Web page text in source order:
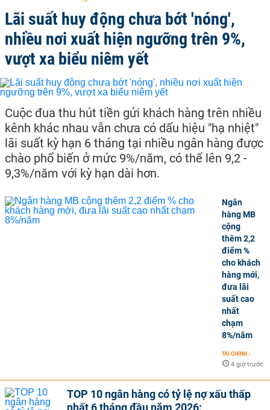
Lãi suất huy động chưa bớt 'nóng',
nhiều nơi xuất hiện ngưỡng trên 9%,
vượt xa biểu niêm yết
Cuộc đua thu hút tiền gửi khách hàng trên nhiều
kênh khác nhau vẫn chưa có dấu hiệu "hạ nhiệt"
lãi suất kỳ hạn 6 tháng tại nhiều ngân hàng được
chào phổ biến ở mức 9%/năm, có thể lên 9,2 -
9,3%/năm với kỳ hạn dài hơn.
Ngân
hàng MB
cộng
thêm 2,2
điểm %
cho khách
hàng mới,
đưa lãi
suất cao
nhất
chạm
8%/năm
TÀI CHÍNH -
4 giờ trước
TOP 10 ngân hàng có tỷ lệ nợ xấu thấp
nhất 6 tháng đầu năm 2026: